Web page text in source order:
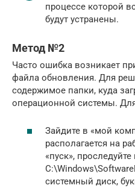
процессе которой
будут устранены.
Метод №2
Часто ошибка возникает
файла обновления. Для
содержимое папки, куда
операционной системы.
Зайдите в «мой
располагается на
«пуск», проследуйте
системный диск,